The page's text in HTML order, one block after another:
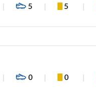
5 5
0 0